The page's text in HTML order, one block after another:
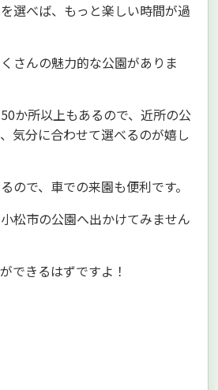
選べば、もっと楽しい時間が過
さんの魅力的な公園がありま
か所以上もあるので、近所の公
気分に合わせて選べるのが嬉し
ので、車での来園も便利です。
松市の公園へ出かけてみません
できるはずですよ！